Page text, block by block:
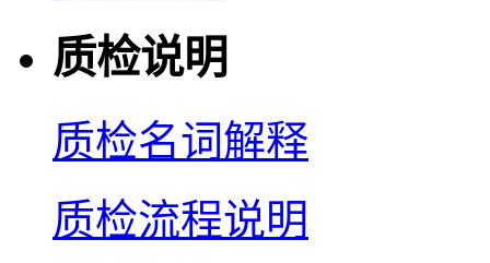
质检说明
质检名词解释
质检流程说明